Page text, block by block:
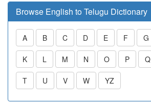
Browse English to Telugu Dictionary
A B C D E F G
K L M N O P Q
T U V W YZ